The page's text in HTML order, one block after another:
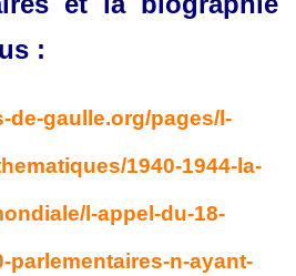
:
de-gaulle.org/pages/l-
1940-1944-la-
l-appel-du-18-
parlementaires-n-ayant-